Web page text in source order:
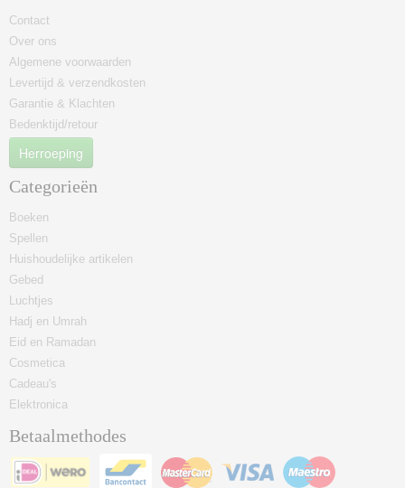
Contact
Over ons
Algemene voorwaarden
Levertijd & verzendkosten
Garantie & Klachten
Bedenktijd/retour
Herroeping
Categorieën
Boeken
Spellen
Huishoudelijke artikelen
Gebed
Luchtjes
Hadj en Umrah
Eid en Ramadan
Cosmetica
Cadeau's
Elektronica
Betaalmethodes